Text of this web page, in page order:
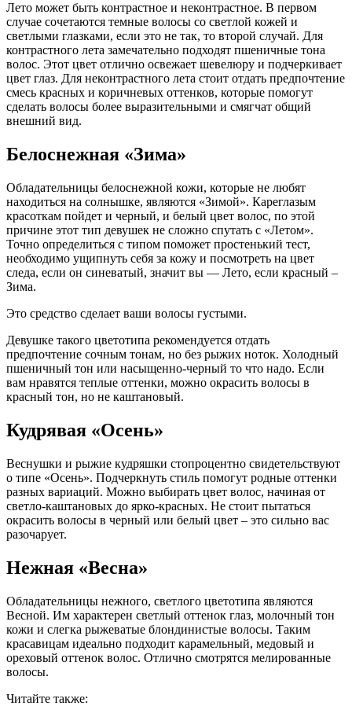
Лето может быть контрастное и неконтрастное. В первом
случае сочетаются темные волосы со светлой кожей и
светлыми глазками, если это не так, то второй случай. Для
контрастного лета замечательно подходят пшеничные тона
волос. Этот цвет отлично освежает шевелюру и подчеркивает
цвет глаз. Для неконтрастного лета стоит отдать предпочтение
смесь красных и коричневых оттенков, которые помогут
сделать волосы более выразительными и смягчат общий
внешний вид.
Белоснежная «Зима»
Обладательницы белоснежной кожи, которые не любят
находиться на солнышке, являются «Зимой». Кареглазым
красоткам пойдет и черный, и белый цвет волос, по этой
причине этот тип девушек не сложно спутать с «Летом».
Точно определиться с типом поможет простенький тест,
необходимо ущипнуть себя за кожу и посмотреть на цвет
следа, если он синеватый, значит вы — Лето, если красный –
Зима.
Это средство сделает ваши волосы густыми.
Девушке такого цветотипа рекомендуется отдать
предпочтение сочным тонам, но без рыжих ноток. Холодный
пшеничный тон или насыщенно-черный то что надо. Если
вам нравятся теплые оттенки, можно окрасить волосы в
красный тон, но не каштановый.
Кудрявая «Осень»
Веснушки и рыжие кудряшки стопроцентно свидетельствуют
о типе «Осень». Подчеркнуть стиль помогут родные оттенки
разных вариаций. Можно выбирать цвет волос, начиная от
светло-каштановых до ярко-красных. Не стоит пытаться
окрасить волосы в черный или белый цвет – это сильно вас
разочарует.
Нежная «Весна»
Обладательницы нежного, светлого цветотипа являются
Весной. Им характерен светлый оттенок глаз, молочный тон
кожи и слегка рыжеватые блондинистые волосы. Таким
красавицам идеально подходит карамельный, медовый и
ореховый оттенок волос. Отлично смотрятся мелированные
волосы.
Читайте также: